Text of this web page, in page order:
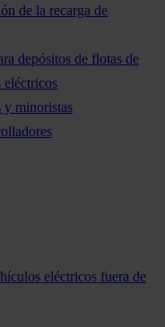
de la recarga de
depósitos de flotas de
eléctricos
y minoristas
eléctricos fuera de